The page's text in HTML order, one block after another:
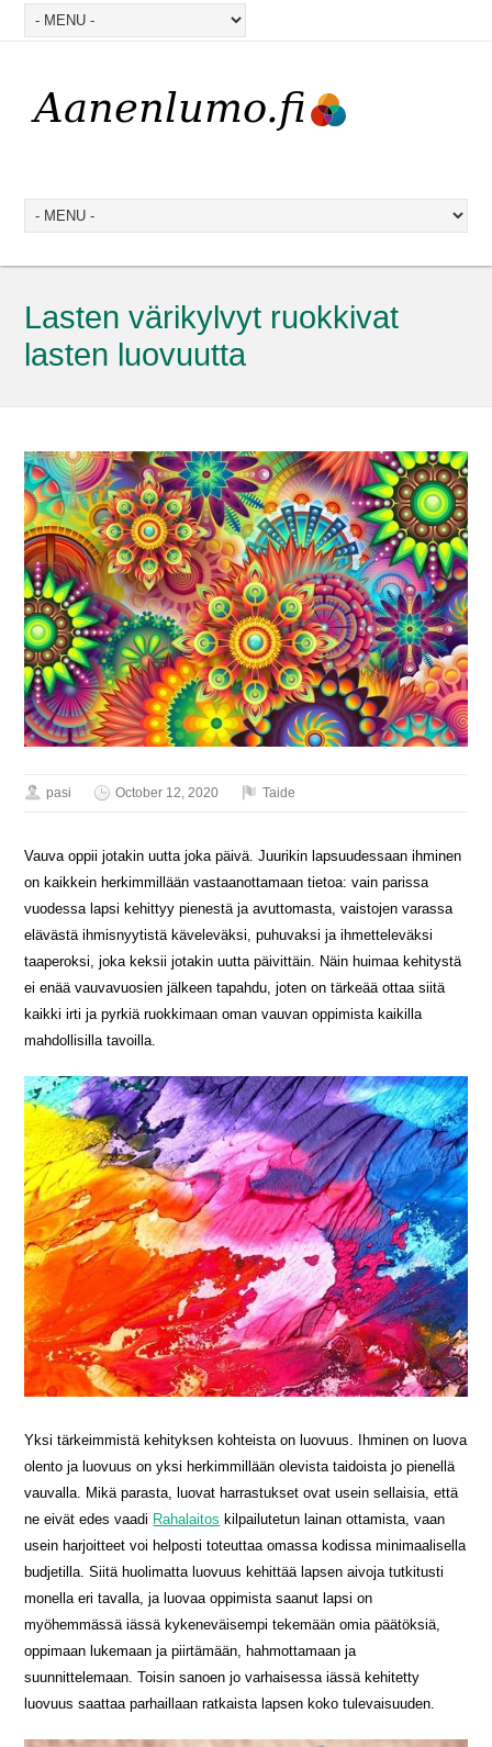
Lasten värikylvyt ruokkivat
lasten luovuutta
pasi October 12, 2020 Taide
Vauva oppii jotakin uutta joka päivä. Juurikin lapsuudessaan ihminen
on kaikkein herkimmillään vastaanottamaan tietoa: vain parissa
vuodessa lapsi kehittyy pienestä ja avuttomasta, vaistojen varassa
elävästä ihmisnyytistä käveleväksi, puhuvaksi ja ihmetteleväksi
taaperoksi, joka keksii jotakin uutta päivittäin. Näin huimaa kehitystä
ei enää vauvavuosien jälkeen tapahdu, joten on tärkeää ottaa siitä
kaikki irti ja pyrkiä ruokkimaan oman vauvan oppimista kaikilla
mahdollisilla tavoilla.
Yksi tärkeimmistä kehityksen kohteista on luovuus. Ihminen on luova
olento ja luovuus on yksi herkimmillään olevista taidoista jo pienellä
vauvalla. Mikä parasta, luovat harrastukset ovat usein sellaisia, että
ne eivät edes vaadi Rahalaitos kilpailutetun lainan ottamista, vaan
usein harjoitteet voi helposti toteuttaa omassa kodissa minimaalisella
budjetilla. Siitä huolimatta luovuus kehittää lapsen aivoja tutkitusti
monella eri tavalla, ja luovaa oppimista saanut lapsi on
myöhemmässä iässä kykeneväisempi tekemään omia päätöksiä,
oppimaan lukemaan ja piirtämään, hahmottamaan ja
suunnittelemaan. Toisin sanoen jo varhaisessa iässä kehitetty
luovuus saattaa parhaillaan ratkaista lapsen koko tulevaisuuden.